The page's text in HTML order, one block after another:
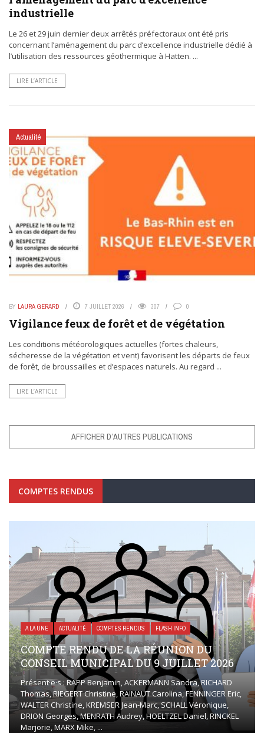
industrielle
Le 26 et 29 juin dernier deux arrêtés préfectoraux ont été pris
concernant l’aménagement du parc d’excellence industrielle dédié à
l’utilisation des ressources géothermique à Hatten. ...
LIRE L’ARTICLE
Actualité
BY LAURA GERARD 7 JUILLET 2026 307 0
Vigilance feux de forêt et de végétation
Les conditions météorologiques actuelles (fortes chaleurs,
sécheresse de la végétation et vent) favorisent les départs de feux
de forêt, de broussailles et d’espaces naturels. Au regard ...
LIRE L’ARTICLE
AFFICHER D’AUTRES PUBLICATIONS
COMPTES RENDUS
A LA UNE ACTUALITÉ COMPTES RENDUS FLASH INFO
COMPTE RENDU DE LA RÉUNION DU
CONSEIL MUNICIPAL DU 9 JUILLET 2026
Présent·e·s : RAPP Benjamin, ACKERMANN Sandra, RICHARD
Thomas, RIEGERT Christine, RAINAUT Carolina, FENNINGER Eric,
WALTER Christine, KREMSER Jean-Marc, SCHALL Véronique,
DRION Georges, MENRATH Audrey, HOELTZEL Daniel, RINCKEL
Marjorie, MARX Mike, ...